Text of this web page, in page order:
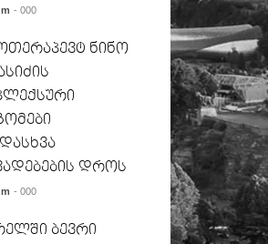
- 000
ნინო
დროს
- 000
ბევრი